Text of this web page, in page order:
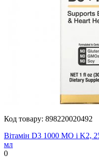
Код товару: 898220020492
Вітамін D3 1000 МО і K2,
мл
0